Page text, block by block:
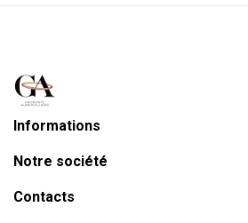
Informations
Notre société
Contacts